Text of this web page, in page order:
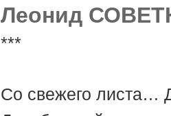
Леонид
***
Со свежего листа…